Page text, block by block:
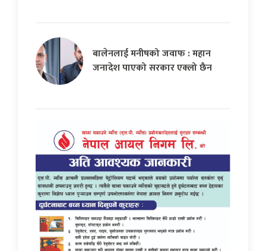
बालेनलाई मनीषको जवाफ : महान
जनादेश पाएको सरकार एक्लो छैन